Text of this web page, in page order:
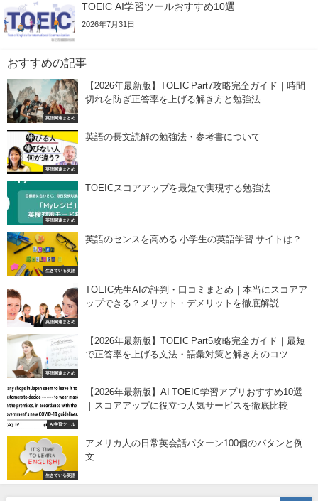
TOEIC AI学習ツールおすすめ10選
2026年7月31日
おすすめの記事
英語関連まとめ
【2026年最新版】TOEIC Part7攻略完全ガイド｜時間
切れを防ぎ正答率を上げる解き方と勉強法
英語関連まとめ
英語の長文読解の勉強法・参考書について
英語関連まとめ
TOEICスコアアップを最短で実現する勉強法
生きている英語
英語のセンスを高める 小学生の英語学習 サイトは？
英語関連まとめ
TOEIC先生AIの評判・口コミまとめ｜本当にスコアア
ップできる？メリット・デメリットを徹底解説
英語関連まとめ
【2026年最新版】TOEIC Part5攻略完全ガイド｜最短
で正答率を上げる文法・語彙対策と解き方のコツ
AI学習ツール
【2026年最新版】AI TOEIC学習アプリおすすめ10選
｜スコアアップに役立つ人気サービスを徹底比較
生きている英語
アメリカ人の日常英会話パターン100個のパタンと例
文